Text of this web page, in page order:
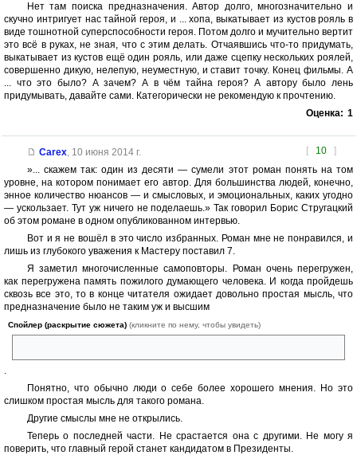
Нет там поиска предназначения. Автор долго, многозначительно и
скучно интригует нас тайной героя, и ... хопа, выкатывает из кустов рояль в
виде тошнотной суперспособности героя. Потом долго и мучительно вертит
это всё в руках, не зная, что с этим делать. Отчаявшись что-то придумать,
выкатывает из кустов ещё один рояль, или даже сцепку нескольких роялей,
совершенно дикую, нелепую, неуместную, и ставит точку. Конец фильмы. А
... что это было? А зачем? А в чём тайна героя? А автору было лень
придумывать, давайте сами. Категорически не рекомендую к прочтению.
Оценка: 1
[ 10 ]
Carex, 10 июня 2014 г.
»... скажем так: один из десяти — сумели этот роман понять на том
уровне, на котором понимает его автор. Для большинства людей, конечно,
энное количество нюансов — и смысловых, и эмоциональных, каких угодно
— ускользает. Тут уж ничего не поделаешь.» Так говорил Борис Стругацкий
об этом романе в одном опубликованном интервью.
Вот и я не вошёл в это число избранных. Роман мне не понравился, и
лишь из глубокого уважения к Мастеру поставил 7.
Я заметил многочисленные самоповторы. Роман очень перегружен,
как перегружена память пожилого думающего человека. И когда пройдешь
сквозь все это, то в конце читателя ожидает довольно простая мысль, что
предназначение было не таким уж и высшим
Спойлер (раскрытие сюжета) (кликните по нему, чтобы увидеть)
.
Понятно, что обычно люди о себе более хорошего мнения. Но это
слишком простая мысль для такого романа.
Другие смыслы мне не открылись.
Теперь о последней части. Не срастается она с другими. Не могу я
поверить, что главный герой станет кандидатом в Президенты.